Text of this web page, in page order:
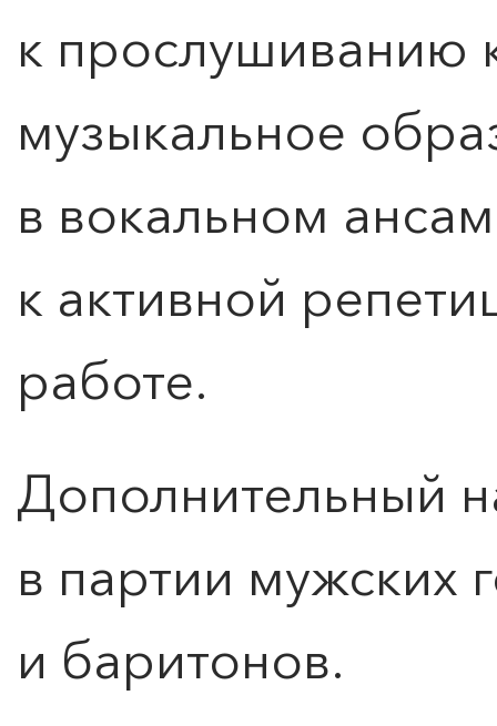
к прослушиванию
музыкальное
в вокальном
к активной
работе.
Дополнительный
в партии мужских
и баритонов.